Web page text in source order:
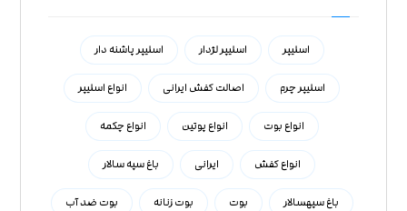
اسلیپر اسلیپر لژدار اسلیپر پاشنه دار
اسلیپر چرم اصالت کفش ایرانی انواع اسلیپر
انواع بوت انواع پوتین انواع چکمه
انواع کفش ایرانی باغ سپه سالار
باغ سپهسالار بوت بوت زنانه بوت ضد آب